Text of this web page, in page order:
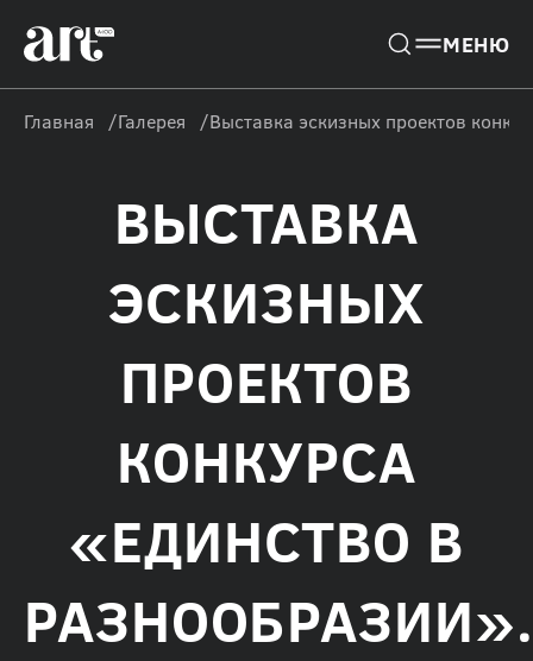
Главная Галерея Выставка эскизных проектов
ВЫСТАВКА
ЭСКИЗНЫХ
ПРОЕКТОВ
КОНКУРСА
«ЕДИНСТВО В
РАЗНООБРАЗИИ».